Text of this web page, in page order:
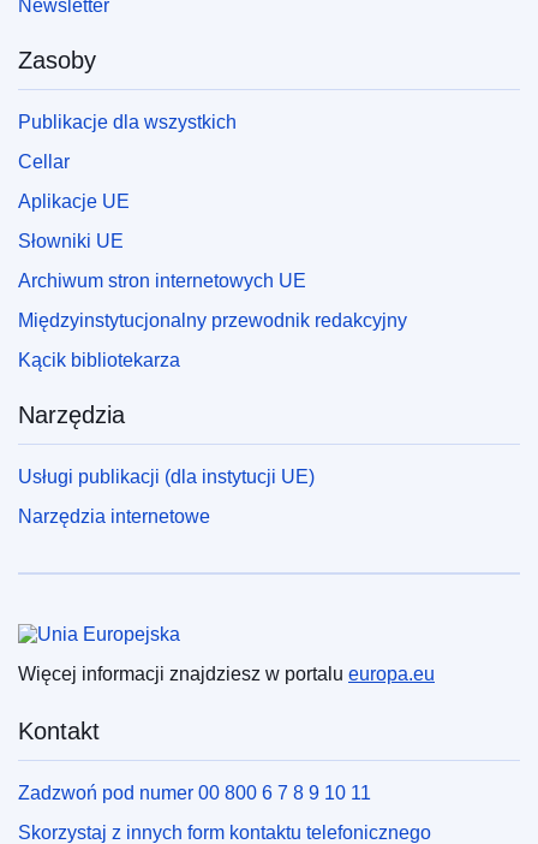
Newsletter
Zasoby
Publikacje dla wszystkich
Cellar
Aplikacje UE
Słowniki UE
Archiwum stron internetowych UE
Międzyinstytucjonalny przewodnik redakcyjny
Kącik bibliotekarza
Narzędzia
Usługi publikacji (dla instytucji UE)
Narzędzia internetowe
Więcej informacji znajdziesz w portalu europa.eu
Kontakt
Zadzwoń pod numer 00 800 6 7 8 9 10 11
Skorzystaj z innych form kontaktu telefonicznego